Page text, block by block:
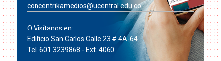
concentrikamedios@ucentral.edu.co
O Visítanos en:
Edificio San Carlos Calle 23 # 4A-64
Tel: 601 3239868 - Ext. 4060